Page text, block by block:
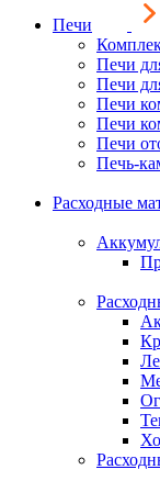
Печи
Печи
Печи
Печи
Печи
Печи
Печь-
Расходные